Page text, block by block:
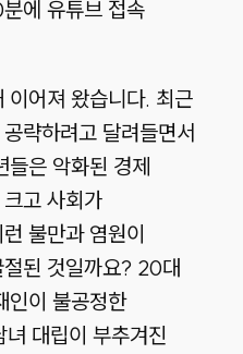
에 유튜브 접속
이어져 왔습니다. 최근
략하려고 달려들면서
은 악화된 경제
고 사회가
불만과 염원이
된 것일까요? 20대
인이 불공정한
녀 대립이 부추겨진